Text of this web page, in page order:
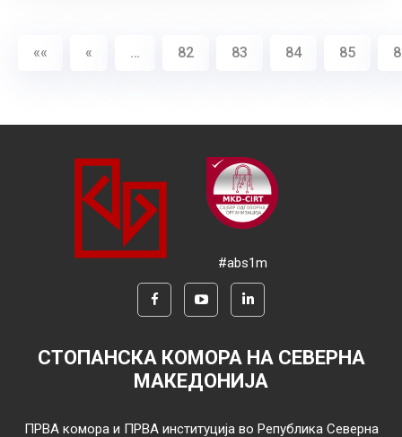
«« « … 82 83 84 85
#abs1m
СТОПАНСКА КОМОРА НА СЕВЕРНА
МАКЕДОНИЈА
ПРВА комора и ПРВА институција во Република Северна